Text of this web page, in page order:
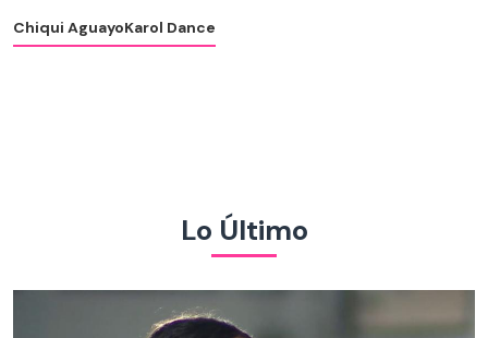
Chiqui AguayoKarol Dance
Lo Último